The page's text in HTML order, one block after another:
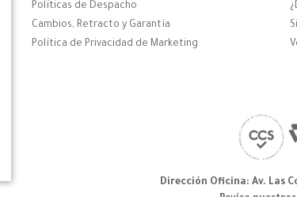
Políticas de Despacho
Cambios, Retracto y Garantía
Política de Privacidad de Marketing
Dirección Oficina: Av. Las
Revisa